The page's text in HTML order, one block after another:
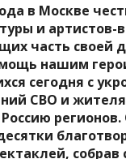
в Москве
и артистов-
часть своей
нашим
сегодня с
СВО и
собрав